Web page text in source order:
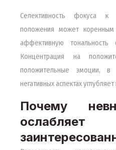
Селективность фокуса к
положения может
аффективную
Концентрация на
положительные эмоции,
негативных аспектах
Почему
ослабляет